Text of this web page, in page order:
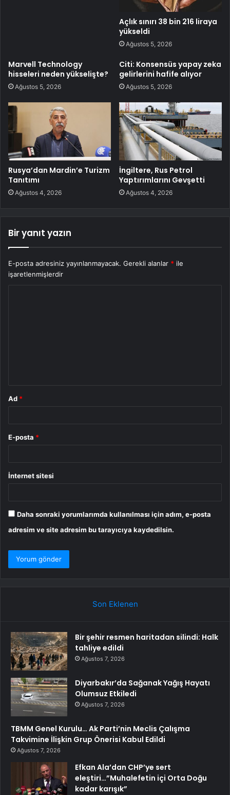
Açlık sınırı 38 bin 216 liraya
yükseldi
Ağustos 5, 2026
Marvell Technology
hisseleri neden yükselişte?
Ağustos 5, 2026
Citi: Konsensüs yapay zeka
gelirlerini hafife alıyor
Ağustos 5, 2026
Rusya’dan Mardin’e Turizm
Tanıtımı
Ağustos 4, 2026
İngiltere, Rus Petrol
Yaptırımlarını Gevşetti
Ağustos 4, 2026
Bir yanıt yazın
E-posta adresiniz yayınlanmayacak. Gerekli alanlar * ile
işaretlenmişlerdir
Ad *
E-posta *
İnternet sitesi
Daha sonraki yorumlarımda kullanılması için adım, e-posta
adresim ve site adresim bu tarayıcıya kaydedilsin.
Son Eklenen
Bir şehir resmen haritadan silindi: Halk
tahliye edildi
Ağustos 7, 2026
Diyarbakır’da Sağanak Yağış Hayatı
Olumsuz Etkiledi
Ağustos 7, 2026
TBMM Genel Kurulu… Ak Parti’nin Meclis Çalışma
Takvimine İlişkin Grup Önerisi Kabul Edildi
Ağustos 7, 2026
Efkan Ala’dan CHP’ye sert
eleştiri…”Muhalefetin içi Orta Doğu
kadar karışık”